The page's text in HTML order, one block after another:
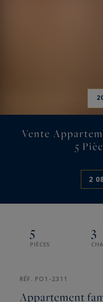
Vente
5
2
5
PIÈCES
3
RÉF. PO1-2311
Appartement